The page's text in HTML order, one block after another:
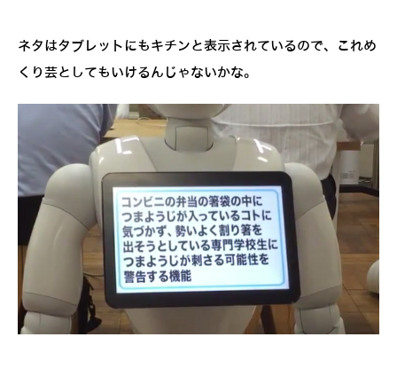
ネタはタブレットにもキチンと表示されているので、これめ
くり芸としてもいけるんじゃないかな。